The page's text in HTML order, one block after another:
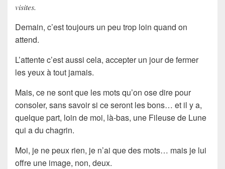
visites.
Demain, c’est toujours un peu trop loin quand on
attend.
L’attente c’est aussi cela, accepter un jour de fermer
les yeux à tout jamais.
Mais, ce ne sont que les mots qu’on ose dire pour
consoler, sans savoir si ce seront les bons… et il y a,
quelque part, loin de moi, là-bas, une Fileuse de Lune
qui a du chagrin.
Moi, je ne peux rien, je n’ai que des mots… mais je lui
offre une image, non, deux.